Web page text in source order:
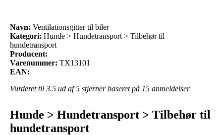
Navn: Ventilationsgitter til biler
Kategori: Hunde > Hundetransport > Tilbehør til
hundetransport
Producent:
Varenummer: TX13101
EAN:
Vurderet til 3.5 ud af 5 stjerner baseret på 15 anmeldelser
Hunde > Hundetransport > Tilbehør til
hundetransport